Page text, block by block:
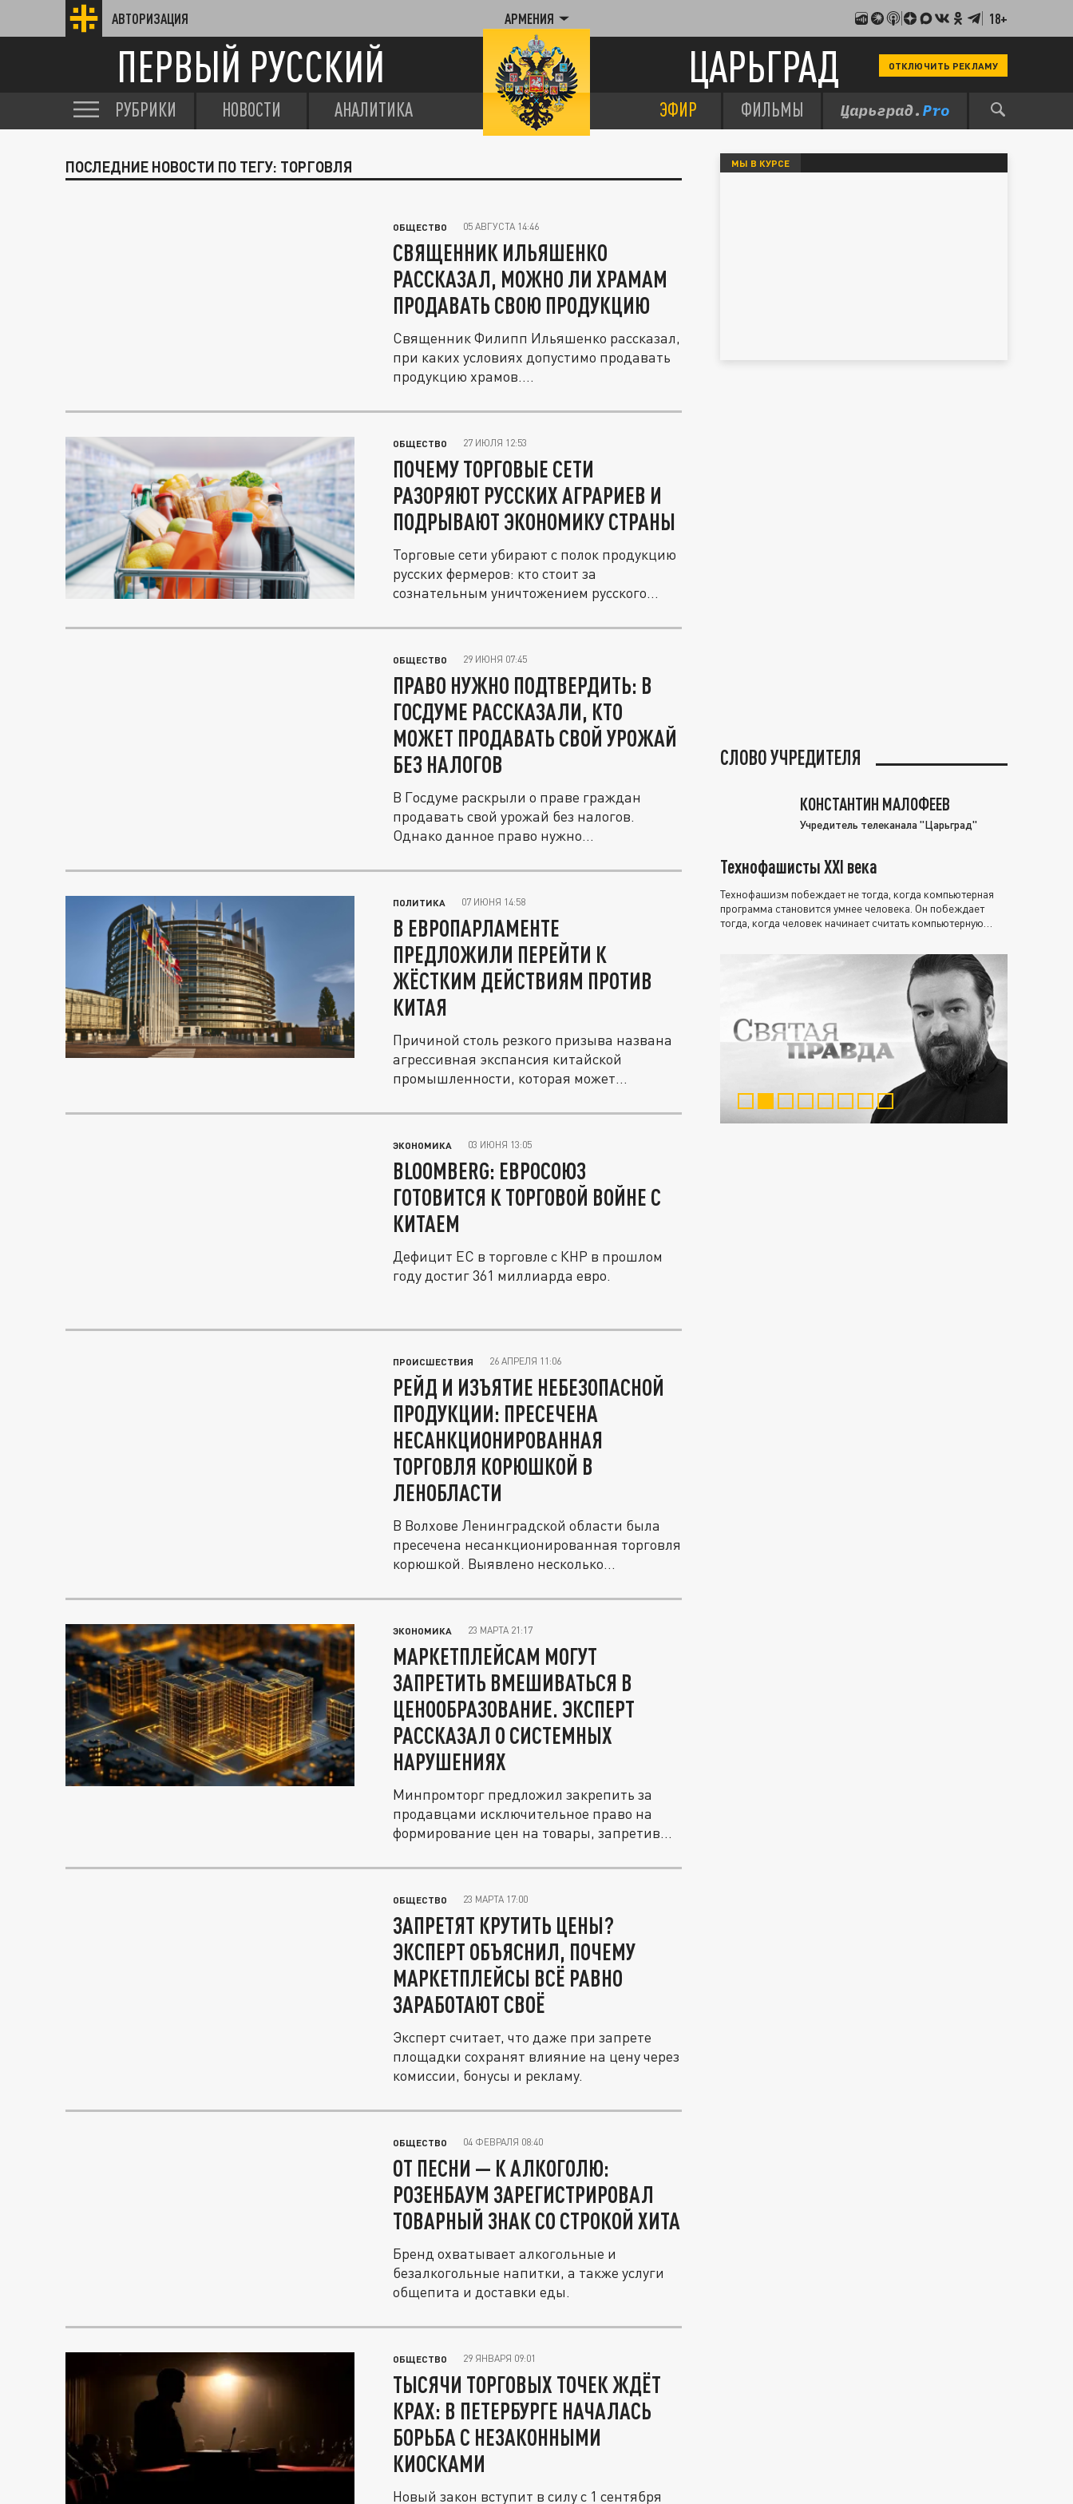
АВТОРИЗАЦИЯ АРМЕНИЯ 18+
ПЕРВЫЙ РУССКИЙ ЦАРЬГРАД ОТКЛЮЧИТЬ РЕКЛАМУ
РУБРИКИ НОВОСТИ АНАЛИТИКА ЭФИР ФИЛЬМЫ
ПОСЛЕДНИЕ НОВОСТИ ПО ТЕГУ: ТОРГОВЛЯ
ОБЩЕСТВО 05 АВГУСТА 14:46
СВЯЩЕННИК ИЛЬЯШЕНКО
РАССКАЗАЛ, МОЖНО ЛИ ХРАМАМ
ПРОДАВАТЬ СВОЮ ПРОДУКЦИЮ
Священник Филипп Ильяшенко рассказал,
при каких условиях допустимо продавать
продукцию храмов....
ОБЩЕСТВО 27 ИЮЛЯ 12:53
ПОЧЕМУ ТОРГОВЫЕ СЕТИ
РАЗОРЯЮТ РУССКИХ АГРАРИЕВ И
ПОДРЫВАЮТ ЭКОНОМИКУ СТРАНЫ
Торговые сети убирают с полок продукцию
русских фермеров: кто стоит за
сознательным уничтожением русского...
ОБЩЕСТВО 29 ИЮНЯ 07:45
ПРАВО НУЖНО ПОДТВЕРДИТЬ: В
ГОСДУМЕ РАССКАЗАЛИ, КТО
МОЖЕТ ПРОДАВАТЬ СВОЙ УРОЖАЙ
БЕЗ НАЛОГОВ
В Госдуме раскрыли о праве граждан
продавать свой урожай без налогов.
Однако данное право нужно
ПОЛИТИКА 07 ИЮНЯ 14:58
В ЕВРОПАРЛАМЕНТЕ
ПРЕДЛОЖИЛИ ПЕРЕЙТИ К
ЖЁСТКИМ ДЕЙСТВИЯМ ПРОТИВ
КИТАЯ
Причиной столь резкого призыва названа
агрессивная экспансия китайской
промышленности, которая может
ЭКОНОМИКА 03 ИЮНЯ 13:05
BLOOMBERG: ЕВРОСОЮЗ
ГОТОВИТСЯ К ТОРГОВОЙ ВОЙНЕ С
КИТАЕМ
Дефицит ЕС в торговле с КНР в прошлом
году достиг 361 миллиарда евро.
ПРОИСШЕСТВИЯ 26 АПРЕЛЯ 11:06
РЕЙД И ИЗЪЯТИЕ НЕБЕЗОПАСНОЙ
ПРОДУКЦИИ: ПРЕСЕЧЕНА
НЕСАНКЦИОНИРОВАННАЯ
ТОРГОВЛЯ КОРЮШКОЙ В
ЛЕНОБЛАСТИ
В Волхове Ленинградской области была
пресечена несанкционированная торговля
корюшкой. Выявлено несколько...
ЭКОНОМИКА 23 МАРТА 21:17
МАРКЕТПЛЕЙСАМ МОГУТ
ЗАПРЕТИТЬ ВМЕШИВАТЬСЯ В
ЦЕНООБРАЗОВАНИЕ. ЭКСПЕРТ
РАССКАЗАЛ О СИСТЕМНЫХ
НАРУШЕНИЯХ
Минпромторг предложил закрепить за
продавцами исключительное право на
формирование цен на товары, запретив...
ОБЩЕСТВО 23 МАРТА 17:00
ЗАПРЕТЯТ КРУТИТЬ ЦЕНЫ?
ЭКСПЕРТ ОБЪЯСНИЛ, ПОЧЕМУ
МАРКЕТПЛЕЙСЫ ВСЁ РАВНО
ЗАРАБОТАЮТ СВОЁ
Эксперт считает, что даже при запрете
площадки сохранят влияние на цену через
комиссии, бонусы и рекламу.
ОБЩЕСТВО 04 ФЕВРАЛЯ 08:40
ОТ ПЕСНИ — К АЛКОГОЛЮ:
РОЗЕНБАУМ ЗАРЕГИСТРИРОВАЛ
ТОВАРНЫЙ ЗНАК СО СТРОКОЙ ХИТА
Бренд охватывает алкогольные и
безалкогольные напитки, а также услуги
общепита и доставки еды.
ОБЩЕСТВО 29 ЯНВАРЯ 09:01
ТЫСЯЧИ ТОРГОВЫХ ТОЧЕК ЖДЁТ
КРАХ: В ПЕТЕРБУРГЕ НАЧАЛАСЬ
БОРЬБА С НЕЗАКОННЫМИ
КИОСКАМИ
Новый закон вступит в силу с 1 сентября
МЫ В КУРСЕ
СЛОВО УЧРЕДИТЕЛЯ
КОНСТАНТИН МАЛОФЕЕВ
Учредитель телеканала "Царьград"
Технофашисты XXI века
Технофашизм побеждает не тогда, когда компьютерная
программа становится умнее человека. Он побеждает
тогда, когда человек начинает считать компьютерную